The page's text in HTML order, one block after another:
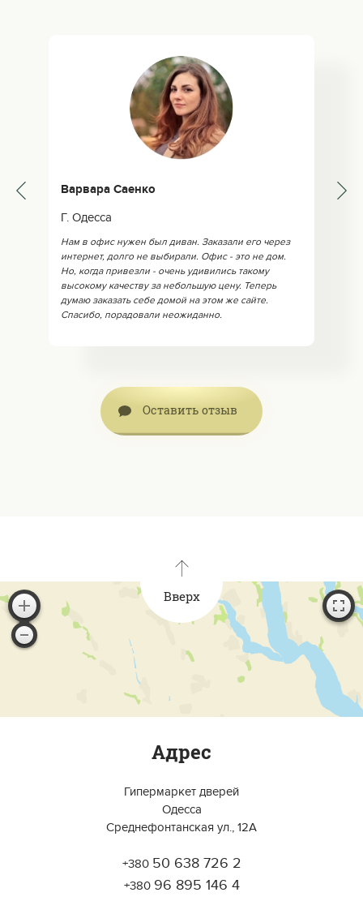
Варвара Саенко
Г. Одесса
Нам в офис нужен был диван. Заказали его через
интернет, долго не выбирали. Офис - это не дом.
Но, когда привезли - очень удивились такому
высокому качеству за небольшую цену. Теперь
думаю заказать себе домой на этом же сайте.
Спасибо, порадовали неожиданно.
Оставить отзыв
Работает на API 2ГИС
Для корректной работы Raster JS API нужен ключ. Помощь:
Вверх
Адрес
Гипермаркет дверей
Одесса
Среднефонтанская ул., 12А
+380 50 638 726 2
+380 96 895 146 4